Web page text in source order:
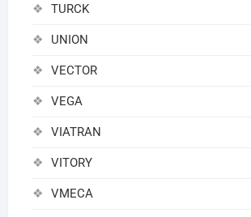
TURCK
UNION
VECTOR
VEGA
VIATRAN
VITORY
VMECA